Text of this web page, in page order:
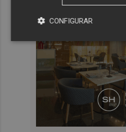
CONFIGURAR